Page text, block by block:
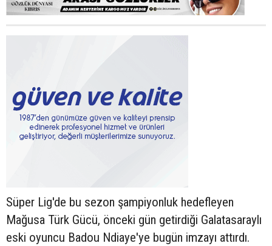
Süper Lig'de bu sezon şampiyonluk hedefleyen
Mağusa Türk Gücü, önceki gün getirdiği Galatasaraylı
eski oyuncu Badou Ndiaye'ye bugün imzayı attırdı.